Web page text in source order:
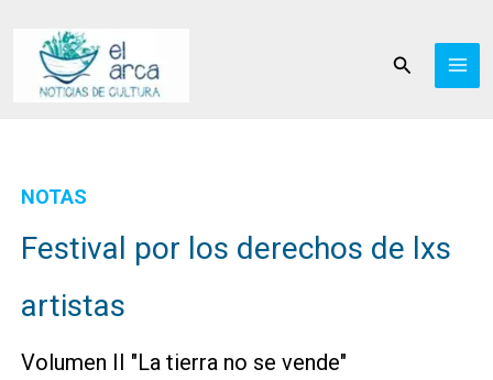
contenido
Buscar
NOTAS
Festival por los derechos de lxs
artistas
Volumen II "La tierra no se vende"